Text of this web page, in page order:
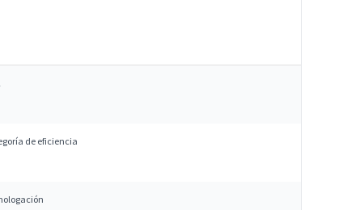
de eficiencia